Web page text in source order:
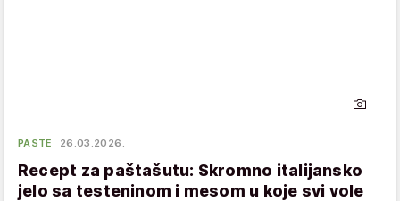
PASTE 26.03.2026.
Recept za paštašutu: Skromno italijansko
jelo sa testeninom i mesom u koje svi vole